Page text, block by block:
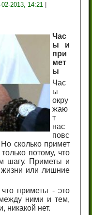
02-2013, 14:21 |
Час
ы и
при
мет
ы
Час
ы
окру
жаю
т
нас
повс
сколько примет
потому, что
шагу. Приметы и
жизни или лишние
приметы - это
ними и тем,
никакой нет.